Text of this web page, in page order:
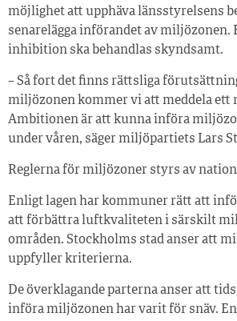
möjlighet att upphäva länsstyrelsens
senarelägga införandet av miljözonen.
inhibition ska behandlas skyndsamt.
– Så fort det finns rättsliga
miljözonen kommer vi att meddela ett
Ambitionen är att kunna införa
under våren, säger miljöpartiets Lars
Reglerna för miljözoner styrs av
Enligt lagen har kommuner rätt att
att förbättra luftkvaliteten i särskilt
områden. Stockholms stad anser att
uppfyller kriterierna.
De överklagande parterna anser att
införa miljözonen har varit för snäv.